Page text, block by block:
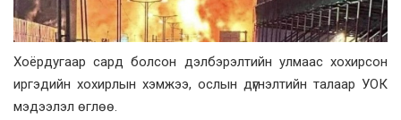
Хоёрдугаар сард болсон дэлбэрэлтийн улмаас хохирсон
иргэдийн хохирлын хэмжээ, ослын дүгнэлтийн талаар УОК
мэдээлэл өглөө.